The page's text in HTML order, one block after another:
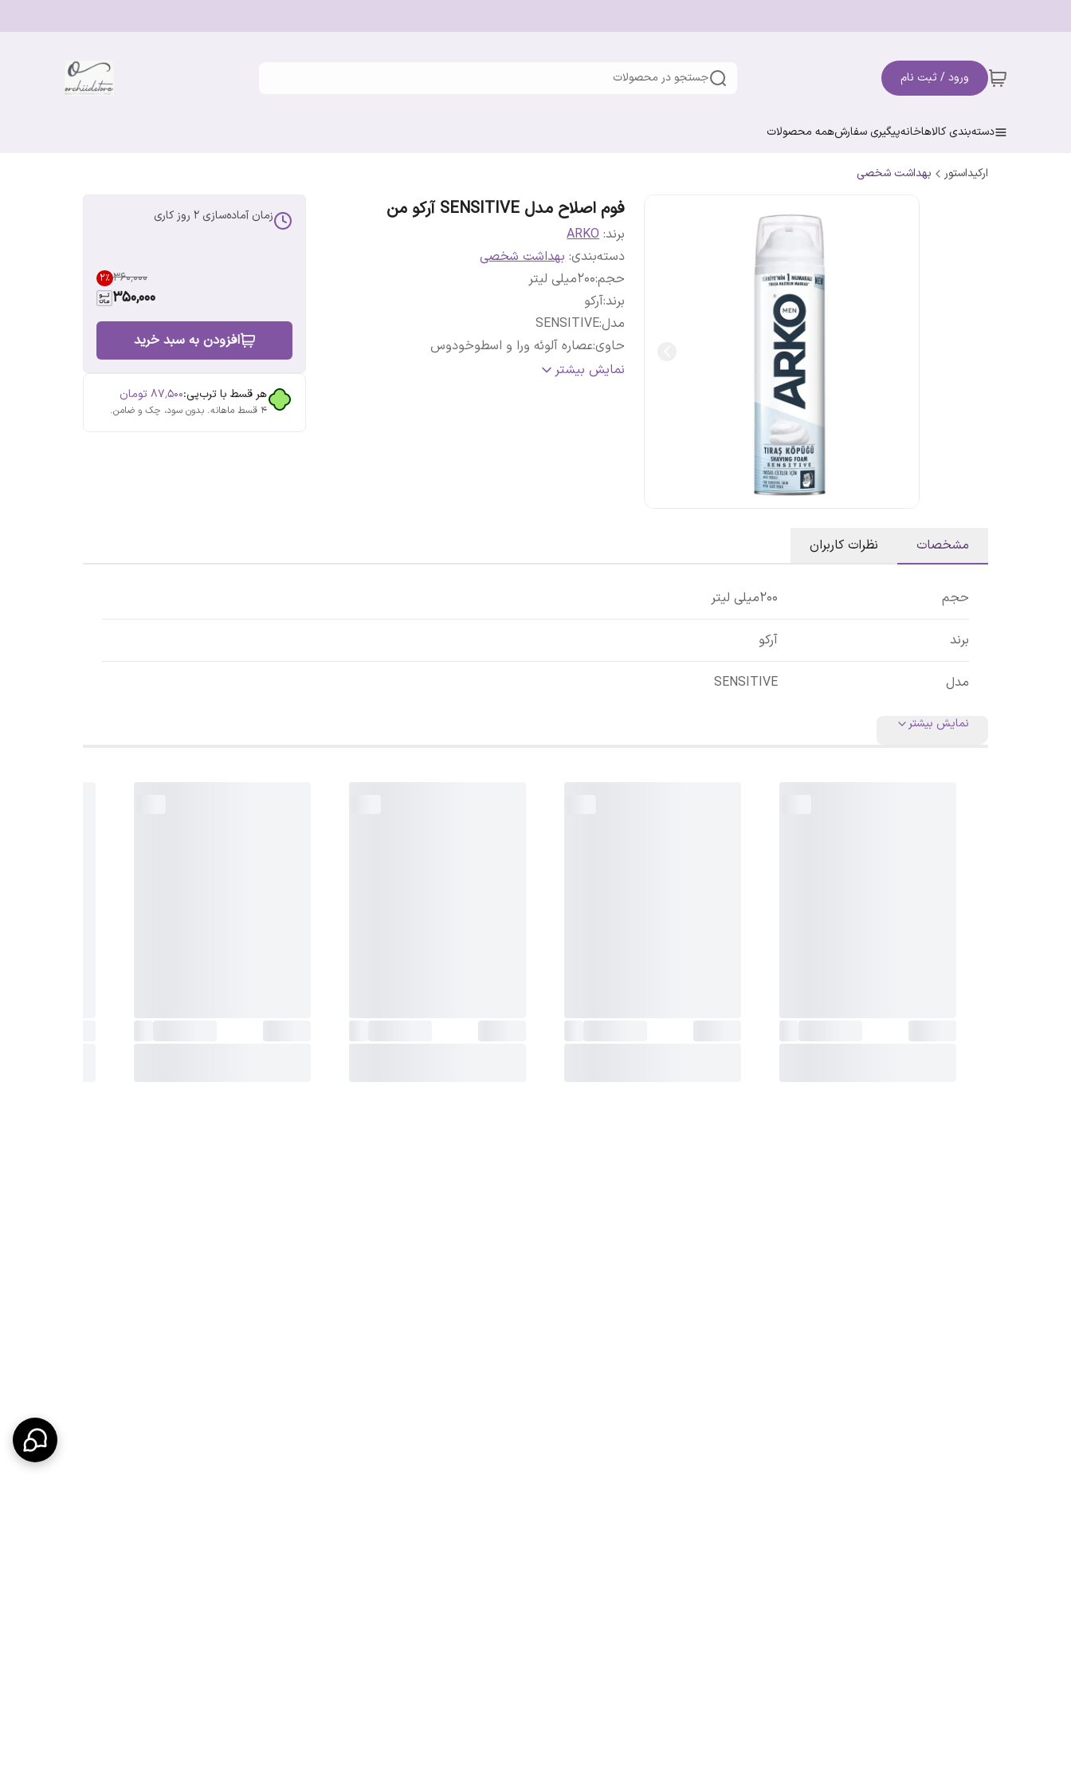
ورود / ثبت نام جستجو در محصولات
دسته‌بندی کالاهاخانهپیگیری سفارشهمه محصولات
ارکیداستور بهداشت شخصی
فوم اصلاح مدل SENSITIVE آرکو من
برند: ARKO
دسته‌بندی:بهداشت شخصی
حجم:200میلی لیتر
برند:آرکو
مدل:
SENSITIVE
حاوی:عصاره آلوئه ورا و اسطوخودوس
رنگ:سفید
نمایش بیشتر
زمان آماده‌سازی 2 روز کاری
۳۶۰٬۰۰۰ 2%
350,000
افزودن به سبد خرید
هر قسط با ترب‌پی:۸۷٬۵۰۰تومان
۴ قسط ماهانه. بدون سود، چک و ضامن.
مشخصات نظرات کاربران
حجم 200میلی لیتر
برند آرکو
مدل SENSITIVE
نمایش بیشتر